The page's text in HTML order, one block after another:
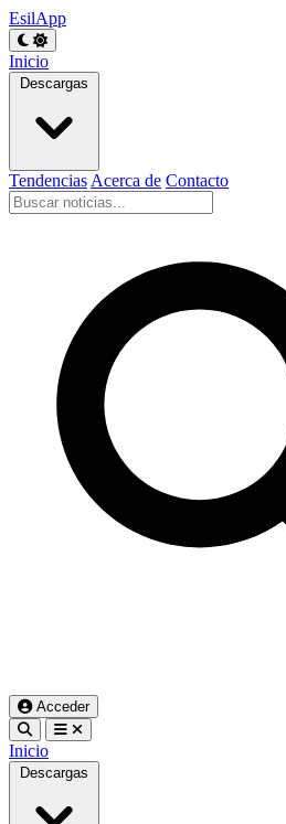
EsilApp
Inicio
Descargas
Tendencias Acerca de Contacto
Acceder
Inicio
Descargas